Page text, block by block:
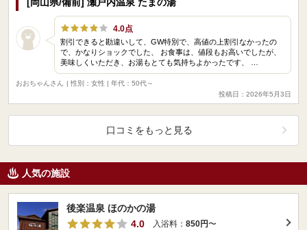
4.0点
割引できると勘違いして、GW特別で、高値の上割引なかったの
で、かなりショックでした、 お食事は、値段もお高いでしたが、
美味しくいただき、お湯もとても気持ちよかったです、 …
おおちゃんさん
| 性別：女性 | 年代：50代～
投稿日：2026年5月3日
口コミをもっと見る
人気の施設
後楽温泉 ほのかの湯
4.0
入浴料： 850円〜